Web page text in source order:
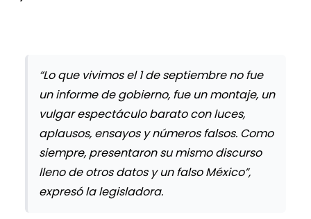
“Lo que vivimos el 1 de septiembre no fue
un informe de gobierno, fue un montaje, un
vulgar espectáculo barato con luces,
aplausos, ensayos y números falsos. Como
siempre, presentaron su mismo discurso
lleno de otros datos y un falso México”,
expresó la legisladora.